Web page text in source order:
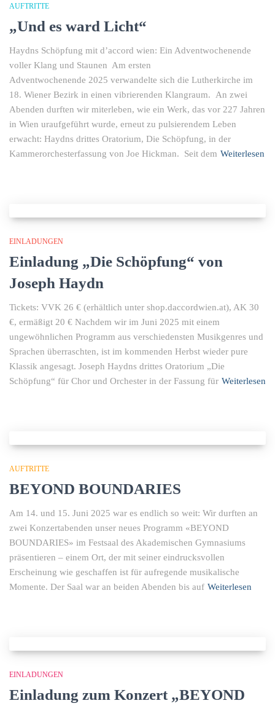
AUFTRITTE
„Und es ward Licht“
Haydns Schöpfung mit d’accord wien: Ein Adventwochenende
voller Klang und Staunen Am ersten
Adventwochenende 2025 verwandelte sich die Lutherkirche im
18. Wiener Bezirk in einen vibrierenden Klangraum. An zwei
Abenden durften wir miterleben, wie ein Werk, das vor 227 Jahren
in Wien uraufgeführt wurde, erneut zu pulsierendem Leben
erwacht: Haydns drittes Oratorium, Die Schöpfung, in der
Kammerorchesterfassung von Joe Hickman. Seit dem Weiterlesen
EINLADUNGEN
Einladung „Die Schöpfung“ von
Joseph Haydn
Tickets: VVK 26 € (erhältlich unter shop.daccordwien.at), AK 30
€, ermäßigt 20 € Nachdem wir im Juni 2025 mit einem
ungewöhnlichen Programm aus verschiedensten Musikgenres und
Sprachen überraschten, ist im kommenden Herbst wieder pure
Klassik angesagt. Joseph Haydns drittes Oratorium „Die
Schöpfung“ für Chor und Orchester in der Fassung für Weiterlesen
AUFTRITTE
BEYOND BOUNDARIES
Am 14. und 15. Juni 2025 war es endlich so weit: Wir durften an
zwei Konzertabenden unser neues Programm «BEYOND
BOUNDARIES» im Festsaal des Akademischen Gymnasiums
präsentieren – einem Ort, der mit seiner eindrucksvollen
Erscheinung wie geschaffen ist für aufregende musikalische
Momente. Der Saal war an beiden Abenden bis auf Weiterlesen
EINLADUNGEN
Einladung zum Konzert „BEYOND